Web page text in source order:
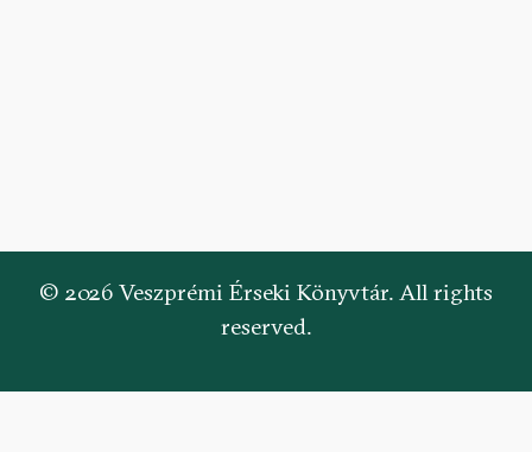
© 2026 Veszprémi Érseki Könyvtár. All rights
reserved.